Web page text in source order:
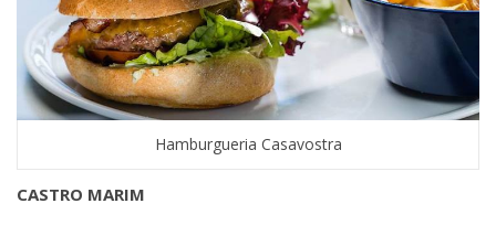
Hamburgueria Casavostra
CASTRO MARIM